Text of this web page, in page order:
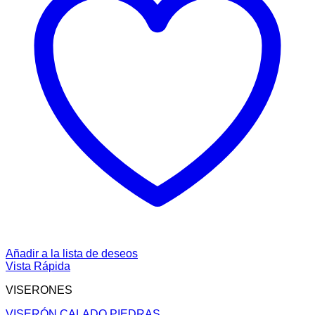
Añadir a la lista de deseos
Vista Rápida
VISERONES